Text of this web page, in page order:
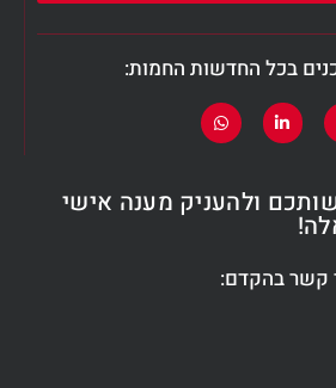
בכל החדשות החמות:
ולהעניק מענה אישי
קשר בהקדם: